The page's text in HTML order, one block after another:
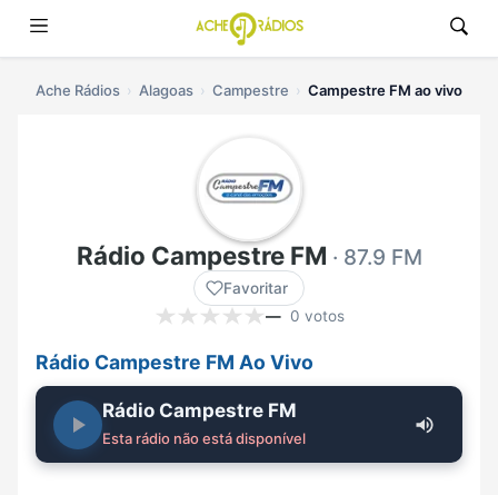
Ache Rádios Alagoas Campestre Campestre FM ao vivo
Rádio Campestre FM · 87.9 FM
Favoritar
— 0 votos
Rádio Campestre FM Ao Vivo
Rádio Campestre FM
Esta rádio não está disponível